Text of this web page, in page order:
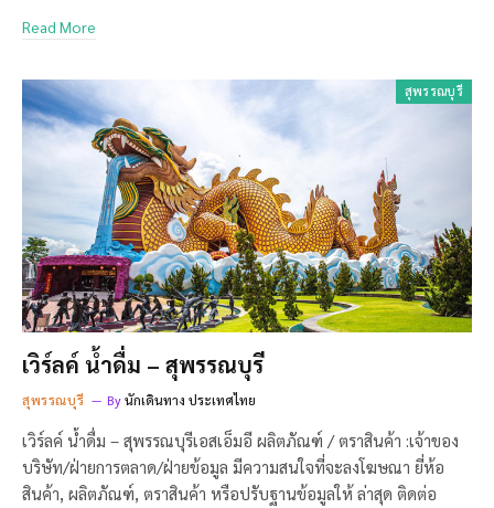
Read More
สุพรรณบุรี
เวิร์ลค์ น้ำดื่ม – สุพรรณบุรี
สุพรรณบุรี By นักเดินทาง ประเทศไทย
เวิร์ลค์ น้ำดื่ม – สุพรรณบุรีเอสเอ็มอี ผลิตภัณฑ์ / ตราสินค้า :เจ้าของ
บริษัท/ฝ่ายการตลาด/ฝ่ายข้อมูล มีความสนใจที่จะลงโฆษณา ยี่ห้อ
สินค้า, ผลิตภัณฑ์, ตราสินค้า หรือปรับฐานข้อมูลให้ ล่าสุด ติดต่อ